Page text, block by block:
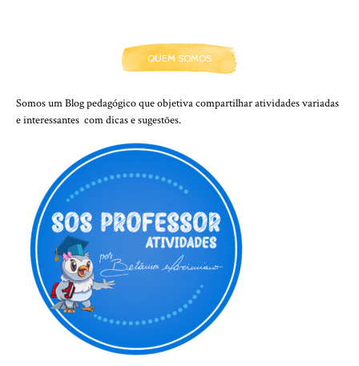
QUEM SOMOS
Somos um Blog pedagógico que objetiva compartilhar atividades variadas
e interessantes com dicas e sugestões.